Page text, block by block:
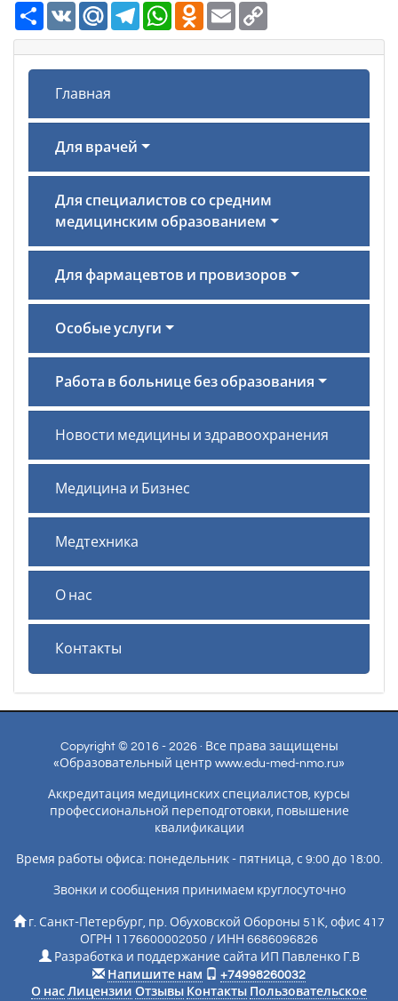
РесурсVK Mail.Ru TelegramWhatsAppOdnoklassniki
Email
Главная
Для врачей
Для специалистов со средним
медицинским образованием
Для фармацевтов и провизоров
Особые услуги
Работа в больнице без образования
Новости медицины и здравоохранения
Медицина и Бизнес
Медтехника
О нас
Контакты
Copyright © 2016 - 2026 · Все права защищены
«Образовательный центр www.edu-med-nmo.ru»
Аккредитация медицинских специалистов, курсы
профессиональной переподготовки, повышение
квалификации
Время работы офиса: понедельник - пятница, с 9:00 до 18:00.
Звонки и сообщения принимаем круглосуточно
г. Санкт-Петербург, пр. Обуховской Обороны 51К, офис 417
ОГРН 1176600002050 / ИНН 6686096826
Разработка и поддержание сайта ИП Павленко Г.В
Напишите нам
+74998260032
О нас Лицензии Отзывы Контакты Пользовательское